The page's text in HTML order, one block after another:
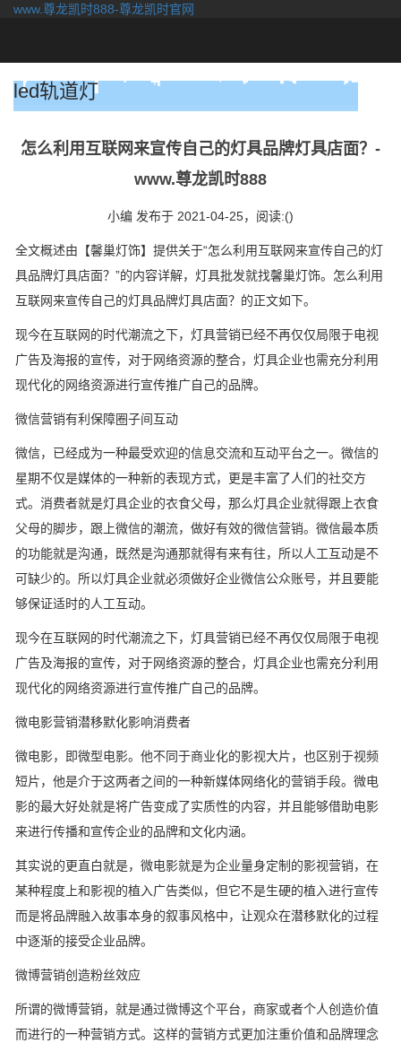
www.尊龙凯时888-尊龙凯时官网
led轨道灯
怎么利用互联网来宣传自己的灯具品牌灯具店面？-
www.尊龙凯时888
小编 发布于 2021-04-25， 阅读:()
全文概述由【馨巢灯饰】提供关于“怎么利用互联网来宣传自己的灯
具品牌灯具店面？”的内容详解，灯具批发就找馨巢灯饰。怎么利用
互联网来宣传自己的灯具品牌灯具店面？的正文如下。
现今在互联网的时代潮流之下，灯具营销已经不再仅仅局限于电视
广告及海报的宣传，对于网络资源的整合，灯具企业也需充分利用
现代化的网络资源进行宣传推广自己的品牌。
微信营销有利保障圈子间互动
微信，已经成为一种最受欢迎的信息交流和互动平台之一。微信的
星期不仅是媒体的一种新的表现方式，更是丰富了人们的社交方
式。消费者就是灯具企业的衣食父母，那么灯具企业就得跟上衣食
父母的脚步，跟上微信的潮流，做好有效的微信营销。微信最本质
的功能就是沟通，既然是沟通那就得有来有往，所以人工互动是不
可缺少的。所以灯具企业就必须做好企业微信公众账号，并且要能
够保证适时的人工互动。
现今在互联网的时代潮流之下，灯具营销已经不再仅仅局限于电视
广告及海报的宣传，对于网络资源的整合，灯具企业也需充分利用
现代化的网络资源进行宣传推广自己的品牌。
微电影营销潜移默化影响消费者
微电影，即微型电影。他不同于商业化的影视大片，也区别于视频
短片，他是介于这两者之间的一种新媒体网络化的营销手段。微电
影的最大好处就是将广告变成了实质性的内容，并且能够借助电影
来进行传播和宣传企业的品牌和文化内涵。
其实说的更直白就是，微电影就是为企业量身定制的影视营销，在
某种程度上和影视的植入广告类似，但它不是生硬的植入进行宣传
而是将品牌融入故事本身的叙事风格中，让观众在潜移默化的过程
中逐渐的接受企业品牌。
微博营销创造粉丝效应
所谓的微博营销，就是通过微博这个平台，商家或者个人创造价值
而进行的一种营销方式。这样的营销方式更加注重价值和品牌理念